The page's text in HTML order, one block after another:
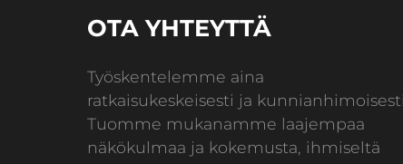
OTA YHTEYTTÄ
Työskentelemme aina
ratkaisukeskeisesti ja
Tuomme mukanamme laajempaa
näkökulmaa ja kokemusta, ihmiseltä